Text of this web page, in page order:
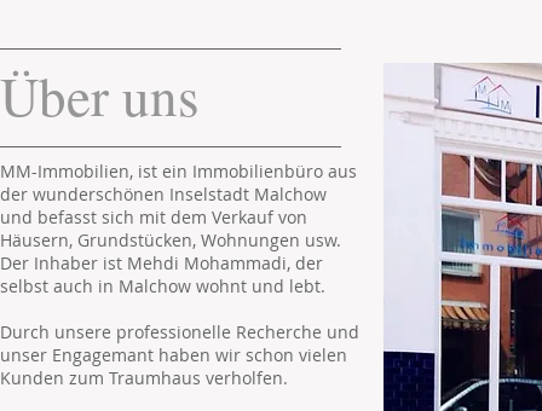
Über uns
MM-Immobilien, ist ein Immobilienbüro aus
der wunderschönen Inselstadt Malchow
und befasst sich mit dem Verkauf von
Häusern, Grundstücken, Wohnungen usw.
Der Inhaber ist Mehdi Mohammadi, der
selbst auch in Malchow wohnt und lebt.
Durch unsere professionelle Recherche und
unser Engagemant haben wir schon vielen
Kunden zum Traumhaus verholfen.